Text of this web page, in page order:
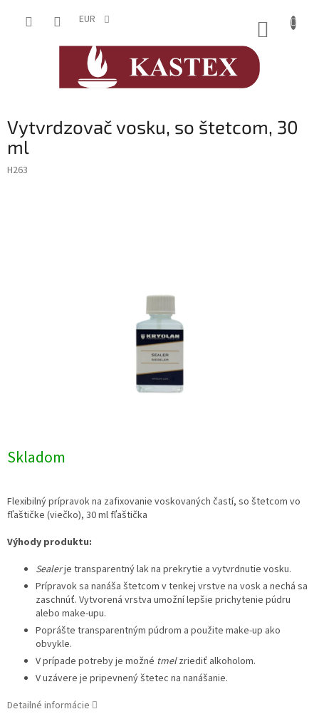
EUR
Vytvrdzovač vosku, so štetcom, 30
ml
H263
Skladom
Flexibilný prípravok na zafixovanie voskovaných častí, so štetcom vo
fľaštičke (viečko), 30 ml fľaštička
Výhody produktu:
Sealerje transparentný lak na prekrytie a vytvrdnutie vosku.
Prípravok sa nanáša štetcom v tenkej vrstve na vosk a nechá sa
zaschnúť. Vytvorená vrstva umožní lepšie prichytenie púdru
alebo make-upu.
Poprášte transparentným púdrom a použite make-up ako
obvykle.
V prípade potreby je možné tmelzriediť alkoholom.
V uzávere je pripevnený štetec na nanášanie.
Detailné informácie